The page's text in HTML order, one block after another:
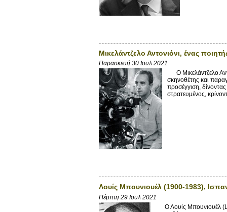
Μικελάντζελο Αντονιόνι, ένας
Παρασκευή 30 Ιουλ 2021
Ο Μικελάντζελο
σκηνοθέτης και
προσέγγιση,
στρατευμένος,
Λουίς Μπουνιουέλ (1900-1983),
Πέμπτη 29 Ιουλ 2021
Ο Λουίς Μπουνιουέλ